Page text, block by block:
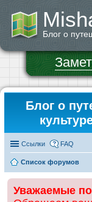
Блог о
Блог о
Ссылки FAQ
Список форумов
Уважаемые